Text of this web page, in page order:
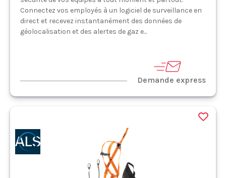
Connectez vos employés à un logiciel de surveillance en
direct et recevez instantanément des données de
géolocalisation et des alertes de gaz e...
Demande express